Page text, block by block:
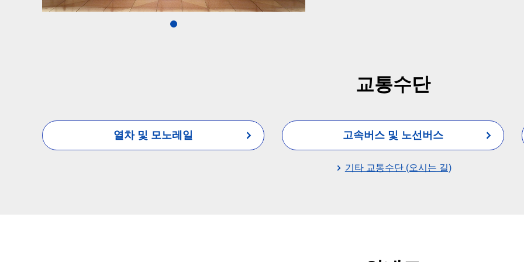
1
교통수단
열차 및 모노레일 고속버스 및 노선버스
기타 교통수단 (오시는 길)